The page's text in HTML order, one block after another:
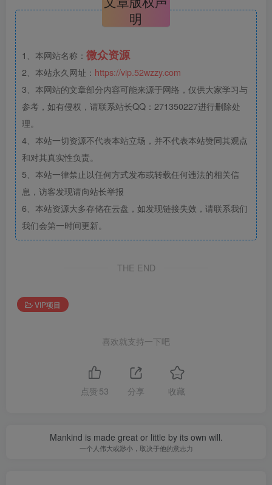
明
1、本网站名称： 微众资源
2、本站永久网址： https://vip.52wzzy.com
3、本网站的文章部分内容可能来源于网络，仅供大家学习与
参考，如有侵权，请联系站长QQ：271350227进行删除处
理。
4、本站一切资源不代表本站立场，并不代表本站赞同其观点
和对其真实性负责。
5、本站一律禁止以任何方式发布或转载任何违法的相关信
息，访客发现请向站长举报
6、本站资源大多存储在云盘，如发现链接失效，请联系我们
我们会第一时间更新。
THE END
VIP项目
喜欢就支持一下吧
点赞53 分享 收藏
Mankind is made great or little by its own will.
一个人伟大或渺小，取决于他的意志力